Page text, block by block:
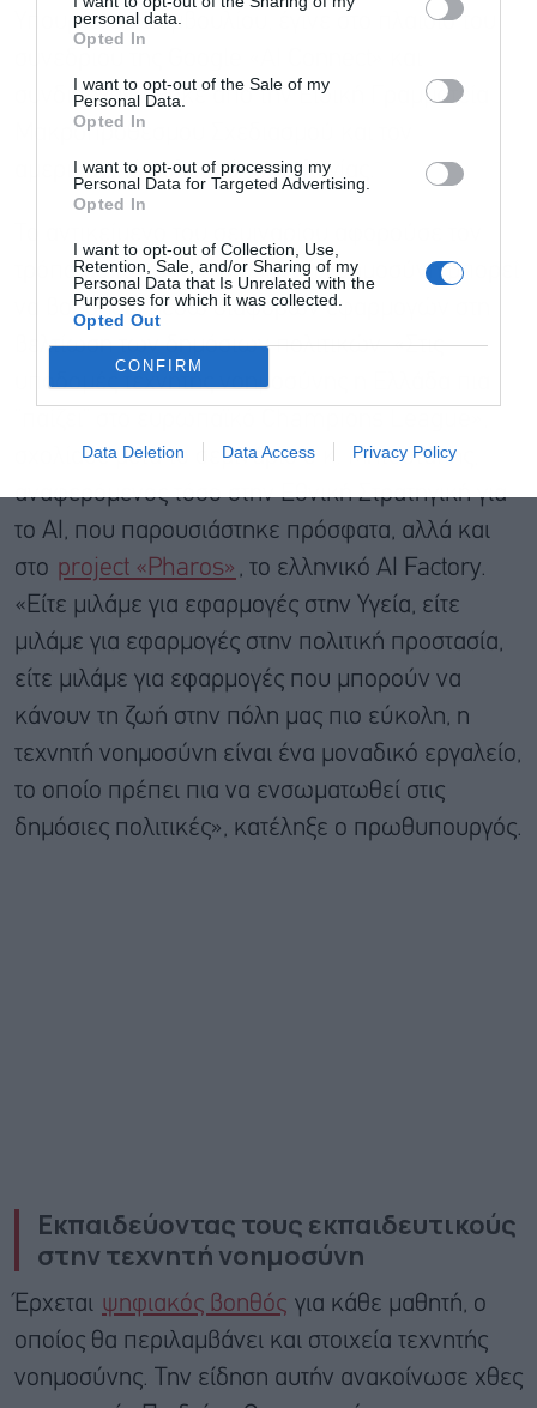
personal data.
Opted In
I want to opt-out of the Sale of my
Personal Data.
Opted In
I want to opt-out of processing my
Personal Data for Targeted Advertising.
Opted In
I want to opt-out of Collection, Use,
Retention, Sale, and/or Sharing of my
Personal Data that Is Unrelated with the
Purposes for which it was collected.
Opted Out
CONFIRM
Data Deletion Data Access Privacy Policy
Υπουργικού Συμβουλίου, έγινε στο πλαίσιο του
συνδιοργανώθηκε από την Ειδική Γραμματεία
Μακροπρόθεσμου Σχεδιασμού και τον
αμερικανικό κολοσσό τεχνολογίας.
τρόπο με τον οποίο η τεχνητή νοημοσύνη μπορεί
να βοηθήσει μέσω διάφορων εφαρμογών στη
βελτίωση των δημόσιων πολιτικών. «Στις
υποδομές τεχνητής νοημοσύνης η Ελλάδα πια
σχολίασε μετά το σεμινάριο ο κ. Μητσοτάκης,
αναφερόμενος τόσο στην Εθνική Στρατηγική για
το ΑΙ, που παρουσιάστηκε πρόσφατα, αλλά και
στο project «Pharos» , το ελληνικό AI Factory.
«Είτε μιλάμε για εφαρμογές στην Υγεία, είτε
μιλάμε για εφαρμογές στην πολιτική προστασία,
είτε μιλάμε για εφαρμογές που μπορούν να
κάνουν τη ζωή στην πόλη μας πιο εύκολη, η
τεχνητή νοημοσύνη είναι ένα μοναδικό εργαλείο,
το οποίο πρέπει πια να ενσωματωθεί στις
δημόσιες πολιτικές», κατέληξε ο πρωθυπουργός.
Εκπαιδεύοντας τους εκπαιδευτικούς
στην τεχνητή νοημοσύνη
Έρχεται ψηφιακός βοηθός για κάθε μαθητή, ο
οποίος θα περιλαμβάνει και στοιχεία τεχνητής
νοημοσύνης. Την είδηση αυτήν ανακοίνωσε χθες
Αποδέχομαι τους